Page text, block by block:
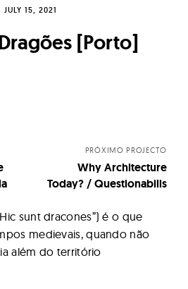
JULY 15, 2021
[Porto]
PRÓXIMO PROJECTO
Why Architecture
Today? / Questionabilis
sunt dracones”) é o que
medievais, quando não
além do território